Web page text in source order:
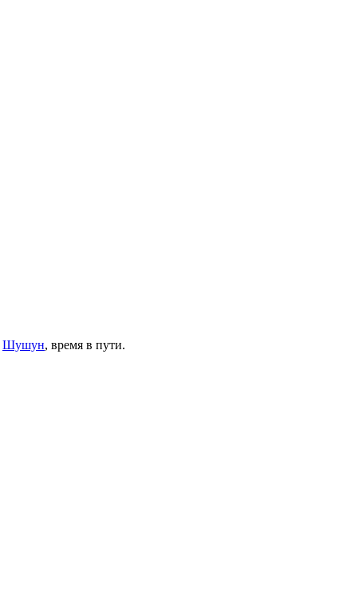
Шушун, время в пути.